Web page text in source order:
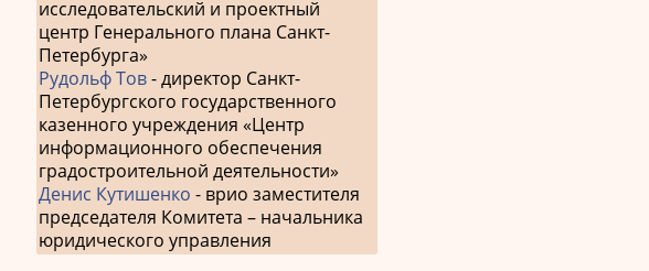
исследовательский и проектный
центр Генерального плана Санкт-
Петербурга»
Рудольф Тов- директор Санкт-
Петербургского государственного
казенного учреждения «Центр
информационного обеспечения
градостроительной деятельности»
Денис Кутишенко - врио заместителя
председателя Комитета – начальника
юридического управления